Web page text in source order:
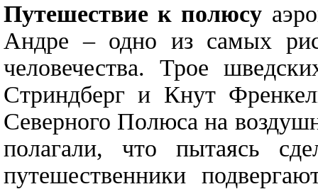
Путешествие к полюсу
Андре – одно из самых
человечества. Трое
Стриндберг и Кнут
Северного Полюса на
полагали, что пытаясь
путешественники